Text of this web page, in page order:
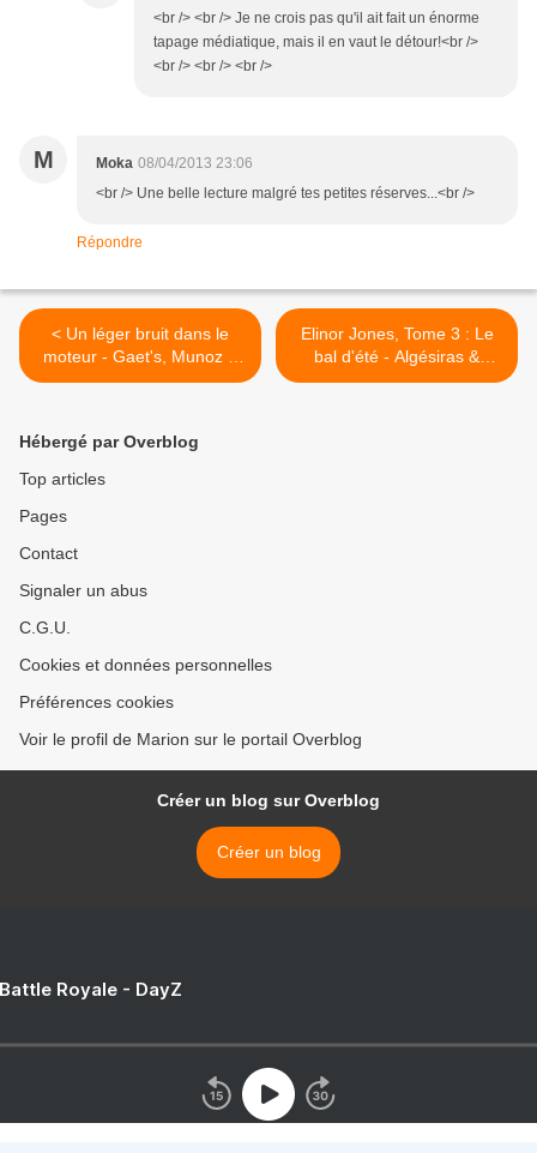
<br /> <br /> Je ne crois pas qu'il ait fait un énorme
tapage médiatique, mais il en vaut le détour!<br />
<br /> <br /> <br />
M Moka 08/04/2013 23:06
<br /> Une belle lecture malgré tes petites réserves...<br />
Répondre
< Un léger bruit dans le
moteur - Gaet's, Munoz &
Luciani
Elinor Jones, Tome 3 : Le
bal d'été - Algésiras &
Aurore >
Hébergé par Overblog
Top articles
Pages
Contact
Signaler un abus
C.G.U.
Cookies et données personnelles
Préférences cookies
Voir le profil de Marion sur le portail Overblog
Créer un blog sur Overblog
Créer un blog
Royale - DayZ